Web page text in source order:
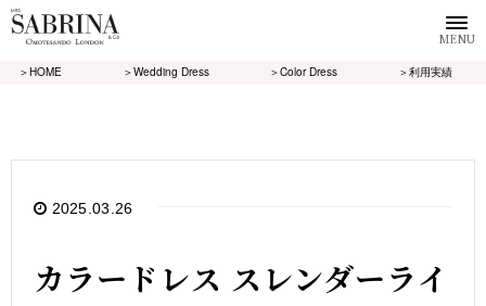
MENU
＞HOME ＞Wedding Dress ＞Color Dress ＞利用実績
2025.03.26
カラードレス スレンダーライ